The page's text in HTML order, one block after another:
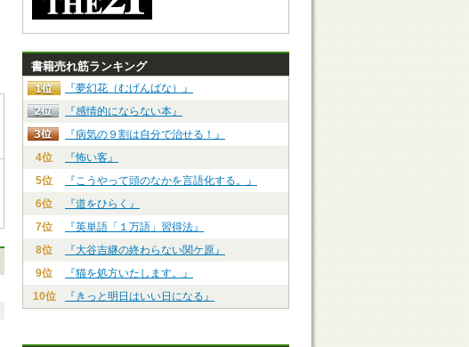
書籍売れ筋ランキング
『夢幻花（むげんばな）』
『感情的にならない本』
『病気の９割は自分で治せる！』
4位
『怖い客』
5位
『こうやって頭のなかを言語化する。』
6位
『道をひらく』
7位
『英単語「１万語」習得法』
8位
『大谷吉継の終わらない関ケ原』
9位
『猫を処方いたします。』
10位
『きっと明日はいい日になる』